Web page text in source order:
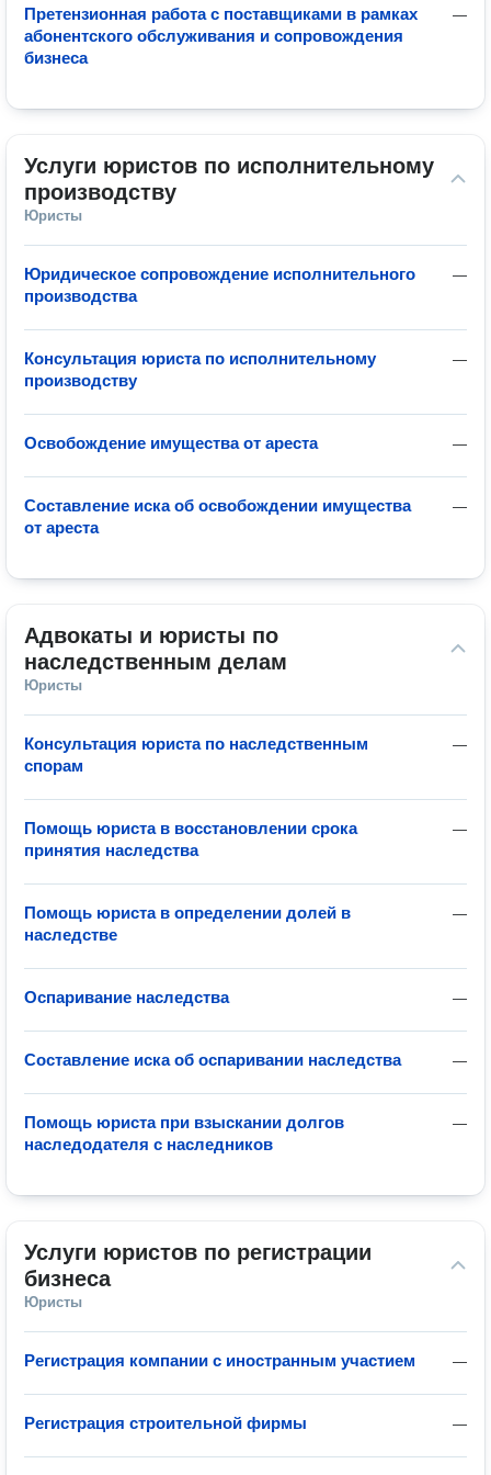
—
Претензионная работа с поставщиками в рамках
абонентского обслуживания и сопровождения
бизнеса
Услуги юристов по исполнительному
производству
Юристы
—
Юридическое сопровождение исполнительного
производства
—
Консультация юриста по исполнительному
производству
—
Освобождение имущества от ареста
—
Составление иска об освобождении имущества
от ареста
Адвокаты и юристы по
наследственным делам
Юристы
—
Консультация юриста по наследственным
спорам
—
Помощь юриста в восстановлении срока
принятия наследства
—
Помощь юриста в определении долей в
наследстве
—
Оспаривание наследства
—
Составление иска об оспаривании наследства
—
Помощь юриста при взыскании долгов
наследодателя с наследников
Услуги юристов по регистрации
бизнеса
Юристы
—
Регистрация компании с иностранным участием
—
Регистрация строительной фирмы